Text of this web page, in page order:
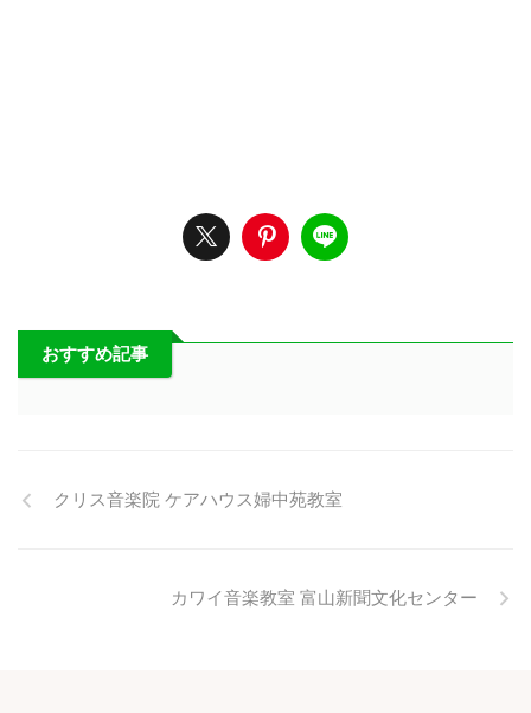
おすすめ記事
クリス音楽院 ケアハウス婦中苑教室
カワイ音楽教室 富山新聞文化センター